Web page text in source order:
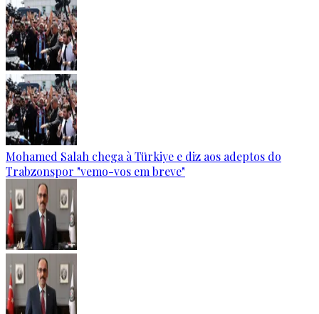
Mohamed Salah chega à Türkiye e diz aos adeptos do
Trabzonspor "vemo-vos em breve"